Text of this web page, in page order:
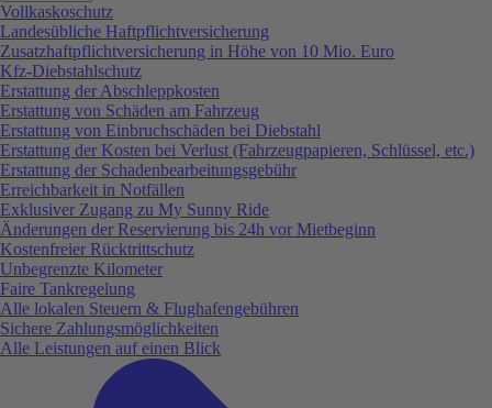
Vollkaskoschutz
Landesübliche Haftpflichtversicherung
Zusatzhaftpflichtversicherung in Höhe von 10 Mio. Euro
Kfz-Diebstahlschutz
Erstattung der Abschleppkosten
Erstattung von Schäden am Fahrzeug
Erstattung von Einbruchschäden bei Diebstahl
Erstattung der Kosten bei Verlust (Fahrzeugpapieren, Schlüssel, etc.)
Erstattung der Schadenbearbeitungsgebühr
Erreichbarkeit in Notfällen
Exklusiver Zugang zu My Sunny Ride
Änderungen der Reservierung bis 24h vor Mietbeginn
Kostenfreier Rücktrittschutz
Unbegrenzte Kilometer
Faire Tankregelung
Alle lokalen Steuern & Flughafengebühren
Sichere Zahlungsmöglichkeiten
Alle Leistungen auf einen Blick